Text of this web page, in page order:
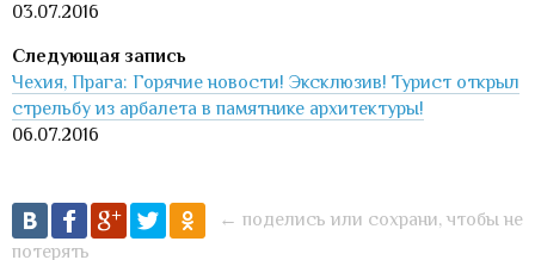
03.07.2016
Чехия, Прага: Горячие новости! Эксклюзив! Турист открыл
стрельбу из арбалета в памятнике архитектуры!
06.07.2016
← поделись или сохрани, чтобы не
потерять